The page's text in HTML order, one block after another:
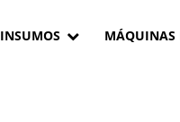
INSUMOS MÁQUINAS